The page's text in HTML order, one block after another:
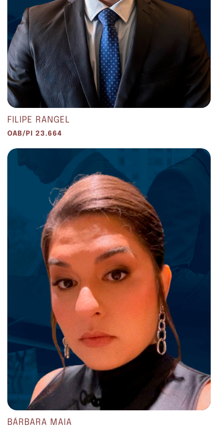
FILIPE RANGEL
OAB/PI 23.664
BÁRBARA MAIA